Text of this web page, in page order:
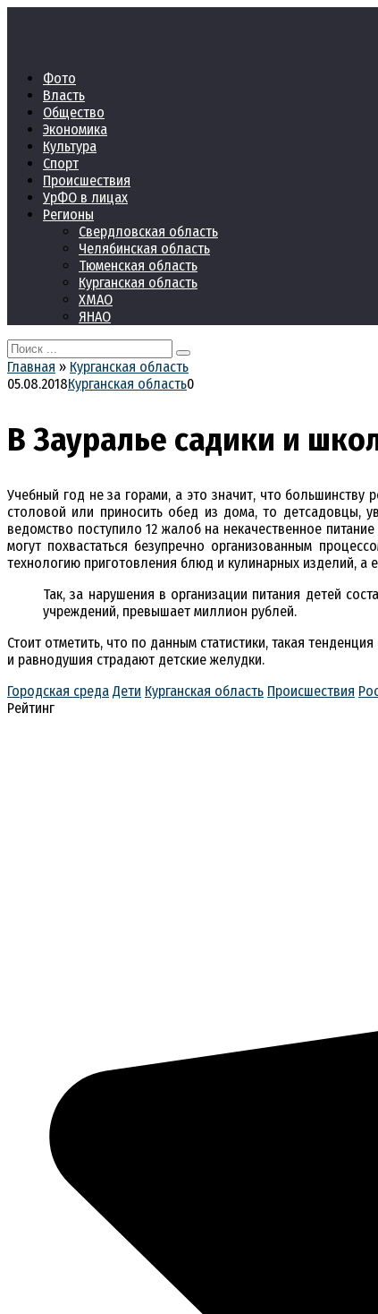
Фото
Власть
Общество
Экономика
Культура
Спорт
Происшествия
УрФО в лицах
Регионы
Свердловская область
Челябинская область
Тюменская область
Курганская область
ХМАО
ЯНАО
Search
for:
Главная » Курганская область
05.08.2018Курганская область0
В Зауралье садики и
Учебный год не за горами, а это значит, что большинству
столовой или приносить обед из дома, то детсадовцы,
ведомство поступило 12 жалоб на некачественное
могут похвастаться безупречно организованным
технологию приготовления блюд и кулинарных изделий,
Так, за нарушения в организации питания детей
учреждений, превышает миллион рублей.
Стоит отметить, что по данным статистики, такая
и равнодушия страдают детские желудки.
Городская среда Дети Курганская область Происшествия
Рейтинг